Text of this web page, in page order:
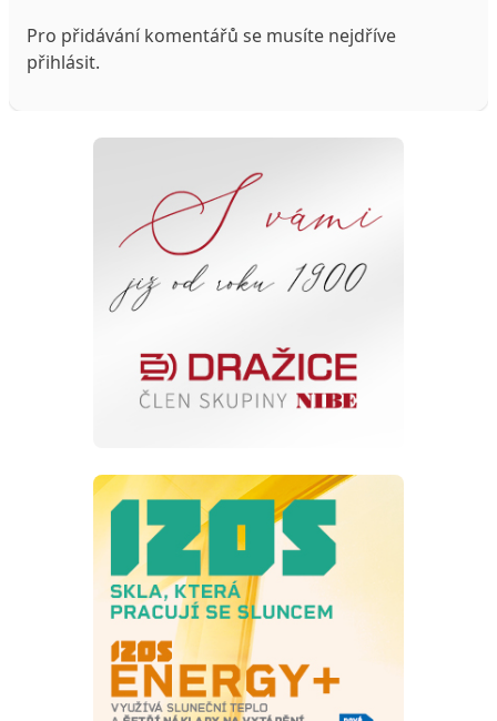
Pro přidávání komentářů se musíte nejdříve
přihlásit.